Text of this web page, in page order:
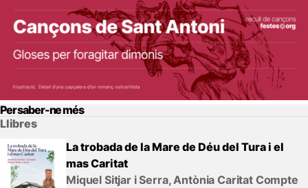
Per saber-ne més
Llibres
La trobada de la Mare de Déu del Tura i el
mas Caritat
Miquel Sitjar i Serra, Antònia Caritat Compte